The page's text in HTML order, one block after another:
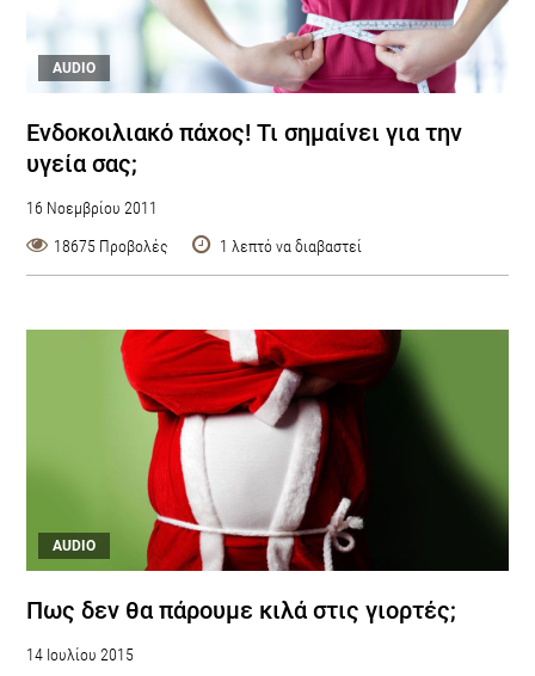
AUDIO
Eνδοκοιλιακό πάχος! Τι σημαίνει για την
υγεία σας;
16 Νοεμβρίου 2011
18675 Προβολές
1 λεπτό να διαβαστεί
AUDIO
Πως δεν θα πάρουμε κιλά στις γιορτές;
14 Ιουλίου 2015